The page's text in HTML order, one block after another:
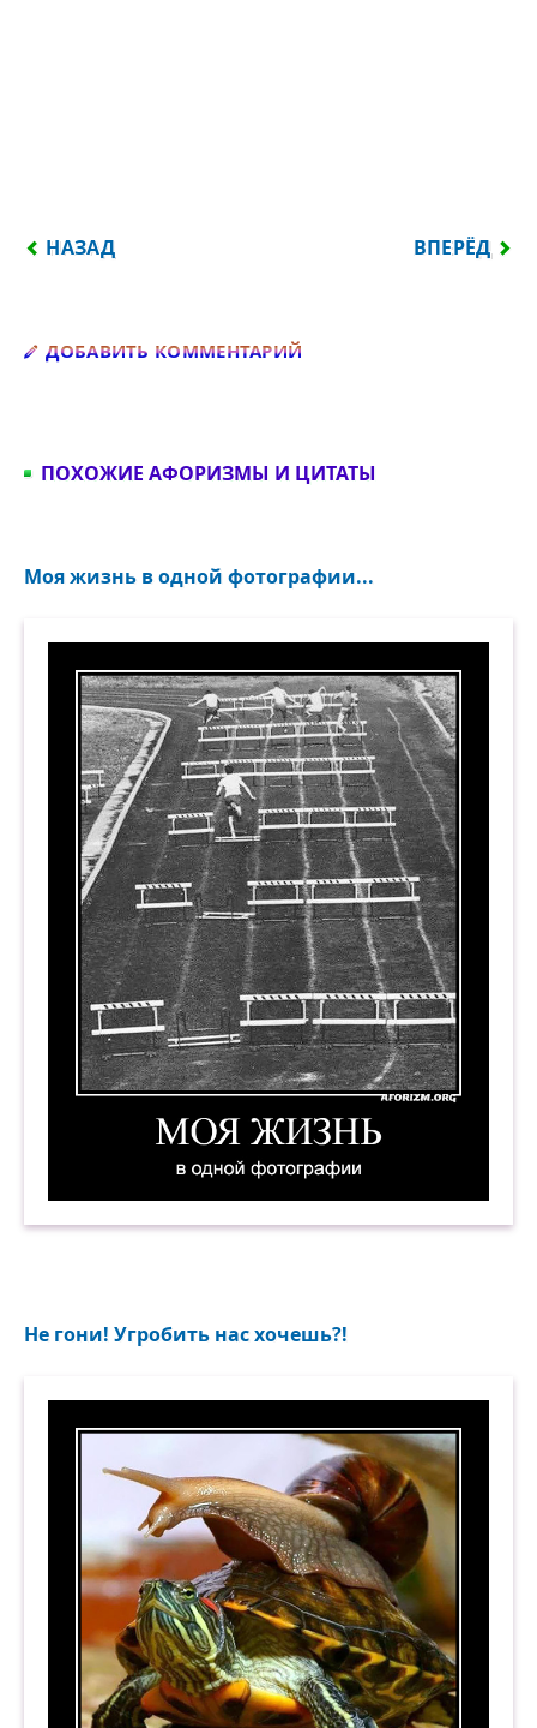
ПРЕДЫДУЩИЙ: В БОЛЬШИНСТВЕ СПОРОВ
НАЗАД ВПЕРЁД
ДОБАВИТЬ КОММЕНТАРИЙ
ПОХОЖИЕ АФОРИЗМЫ И ЦИТАТЫ
Моя жизнь в одной фотографии...
Не гони! Угробить нас хочешь?!